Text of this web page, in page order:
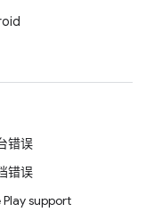
错误
错误
support